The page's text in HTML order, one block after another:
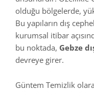
olduğu bölgelerde,
Bu yapıların dış
kurumsal itibar
bu noktada, Gebze
devreye girer.
Güntem Temizlik